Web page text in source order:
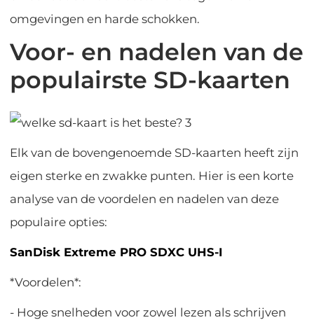
omgevingen en harde schokken.
Voor- en nadelen van de
populairste SD-kaarten
Elk van de bovengenoemde SD-kaarten heeft zijn
eigen sterke en zwakke punten. Hier is een korte
analyse van de voordelen en nadelen van deze
populaire opties:
SanDisk Extreme PRO SDXC UHS-I
*Voordelen*:
- Hoge snelheden voor zowel lezen als schrijven